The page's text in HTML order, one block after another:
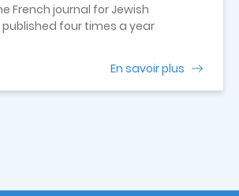
French journal for Jewish
four times a year
En savoir plus